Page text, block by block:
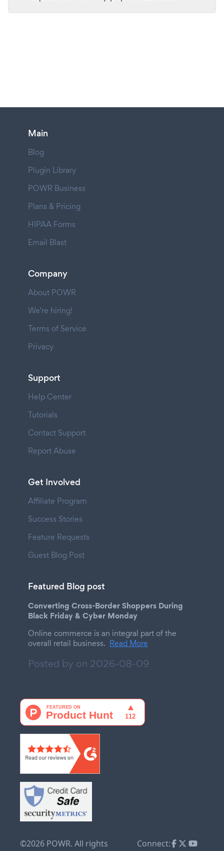
Main
Blog
Plugin Library
POWR Business
Plans & Pricing
HIPAA Forms
Email Blast
Company
About POWR
We're hiring!
Terms of Service
Privacy
Support
Help Center
Tutorials
Contact Support
Report Abuse
Get Involved
Affiliate Program
Success Stories
Feature Requests
Guest Blog Post
Featured Blog post
Converting Cross-Border Shoppers During
Black Friday & Cyber Monday
Online commerce is an integral part of the
overall retail business. Read More
Posted by on 2026-08-09
©2026 POWR. All rights
Connect: